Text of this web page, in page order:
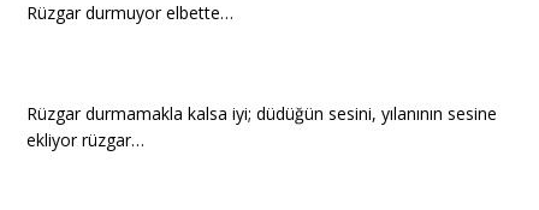
Rüzgar durmuyor elbette…
Rüzgar durmamakla kalsa iyi; düdüğün sesini, yılanının sesine
ekliyor rüzgar…